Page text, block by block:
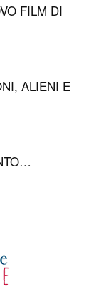
FILM DI
ALIENI E